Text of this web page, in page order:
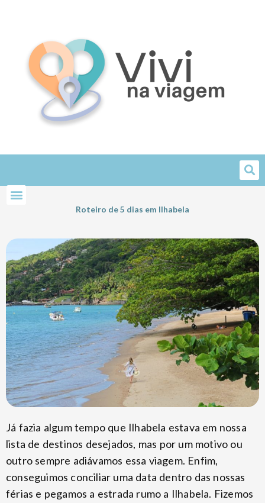
Roteiro de 5 dias em Ilhabela
Já fazia algum tempo que Ilhabela estava em nossa
lista de destinos desejados, mas por um motivo ou
outro sempre adiávamos essa viagem. Enfim,
conseguimos conciliar uma data dentro das nossas
férias e pegamos a estrada rumo a Ilhabela. Fizemos